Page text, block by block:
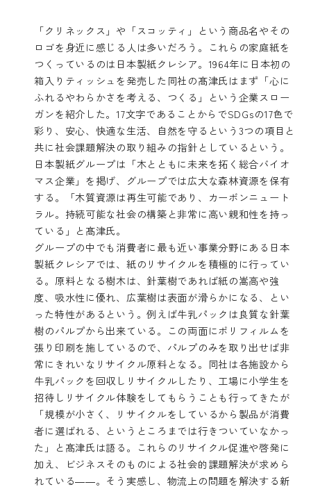
「クリネックス」や「スコッティ」という商品名やその
ロゴを身近に感じる人は多いだろう。これらの家庭紙を
つくっているのは日本製紙クレシア。1964年に日本初の
箱入りティッシュを発売した同社の髙津氏はまず「心に
ふれるやわらかさを考える、つくる」という企業スロー
ガンを紹介した。17文字であることからでSDGsの17色で
彩り、安心、快適な生活、自然を守るという3つの項目と
共に社会課題解決の取り組みの指針としているという。
日本製紙グループは「木とともに未来を拓く総合バイオ
マス企業」を掲げ、グループでは広大な森林資源を保有
する。「木質資源は再生可能であり、カーボンニュート
ラル。持続可能な社会の構築と非常に高い親和性を持っ
ている」と髙津氏。
グループの中でも消費者に最も近い事業分野にある日本
製紙クレシアでは、紙のリサイクルを積極的に行ってい
る。原料となる樹木は、針葉樹であれば紙の嵩高や強
度、吸水性に優れ、広葉樹は表面が滑らかになる、とい
った特性があるという。例えば牛乳パックは良質な針葉
樹のパルプから出来ている。この両面にポリフィルムを
張り印刷を施しているので、パルプのみを取り出せば非
常にきれいなリサイクル原料となる。同社は各施設から
牛乳パックを回収しリサイクルしたり、工場に小学生を
招待しリサイクル体験をしてもらうことも行ってきたが
「規模が小さく、リサイクルをしているから製品が消費
者に選ばれる、というところまでは行きついていなかっ
た」と髙津氏は語る。これらのリサイクル促進や啓発に
加え、ビジネスそのものによる社会的課題解決が求めら
れている――。そう実感し、物流上の問題を解決する新